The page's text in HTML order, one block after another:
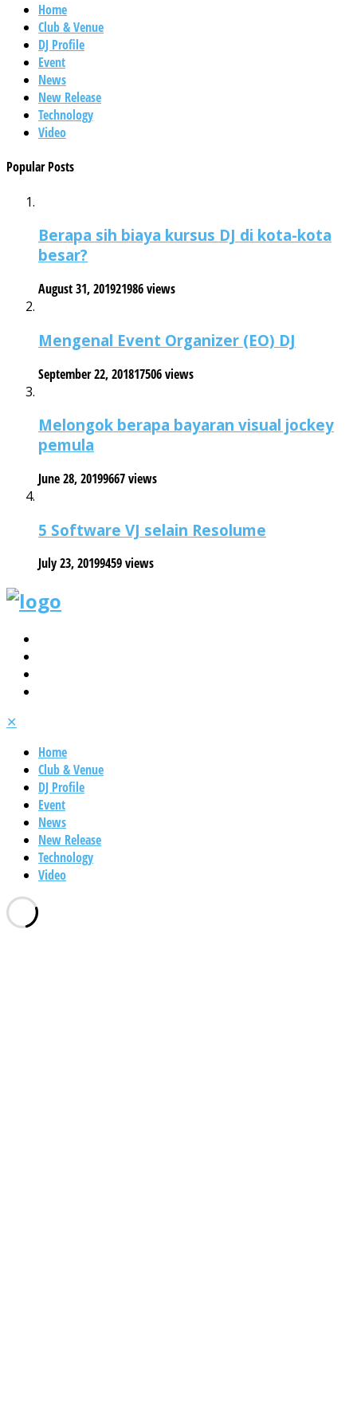
Home
Club & Venue
DJ Profile
Event
News
New Release
Technology
Video
Popular Posts
Berapa sih biaya kursus DJ di kota-kota
besar?
August 31, 201921986 views
Mengenal Event Organizer (EO) DJ
September 22, 201817506 views
Melongok berapa bayaran visual jockey
pemula
June 28, 20199667 views
5 Software VJ selain Resolume
July 23, 20199459 views
✕
Home
Club & Venue
DJ Profile
Event
News
New Release
Technology
Video